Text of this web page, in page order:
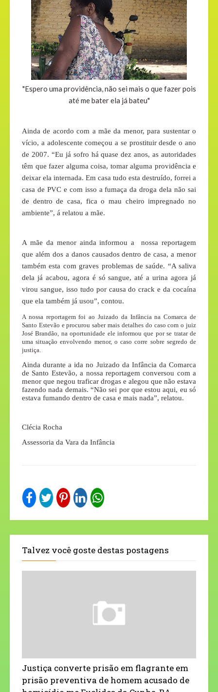
"Espero uma providência, não sei mais o que fazer pois
até me bater ela já bateu"
Ainda de acordo com a mãe da menor, para sustentar o
vício, a adolescente começou a se prostituir desde o ano
de 2007. “Eu já sofro há quase dez anos, as autoridades
têm que fazer alguma coisa, tomar alguma providência e
deixar ela internada. Em casa tudo esta destruído, forrei a
casa de PVC e com isso a fumaça da droga dela não sai
de dentro de casa, fica o mau cheiro impregnado no
ambiente”, á relatou a mãe.
A mãe da menor ainda informou a
nossa reportagem
que além dos a danos causados dentro de casa, a menor
também esta com graves problemas de saúde. “A saliva
dela já acabou, agora é só sangue, até a urina agora já
virou sangue, isso tudo por causa do crack e da cocaína
que ela também já usou”, contou.
A nossa reportagem foi ao Juizado da Infância na Comarca de
Santo Estevão e procurou saber mais detalhes do caso com o juiz
José Brandão, na oportunidade ele informou que por se tratar de
uma situação envolvendo menor, o caso corre sobre segredo de
justiça.
Ainda durante a ida no Juizado da Infância da Comarca
de Santo Estevão, a nossa reportagem conversou com a
menor que negou traficar drogas e alegou que não estava
fazendo nada demais. “Não sei por que estou aqui, eu só
estava fumando dentro de casa e mais nada”, relatou.
Clécia Rocha
Assessoria da Vara da Infância
Talvez você goste destas postagens
Justiça converte prisão em flagrante em
prisão preventiva de homem acusado de